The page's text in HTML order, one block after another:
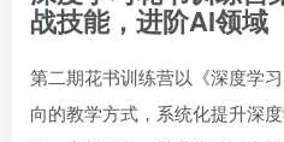
战技能，进阶AI领域
第二期花书训练营以《深度学
向的教学方式，系统化提升深